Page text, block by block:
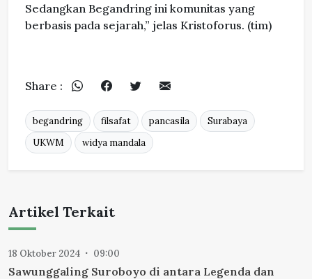
Sedangkan Begandring ini komunitas yang
berbasis pada sejarah,” jelas Kristoforus. (tim)
Share :
begandring filsafat pancasila
Surabaya
UKWM
widya mandala
Artikel Terkait
18 Oktober 2024 09:00
Sawunggaling Suroboyo di antara Legenda dan